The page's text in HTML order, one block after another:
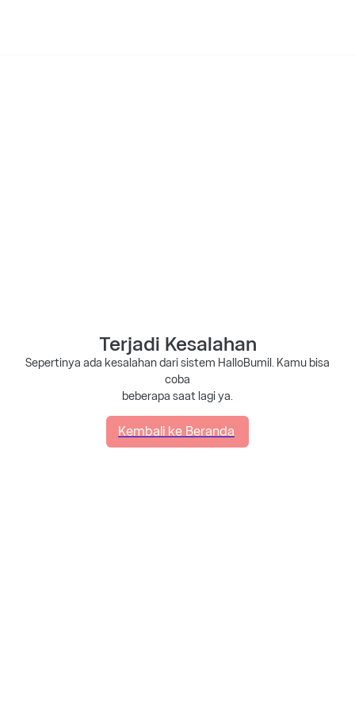
Terjadi Kesalahan
Sepertinya ada kesalahan dari sistem HalloBumil. Kamu bisa
coba
beberapa saat lagi ya.
Kembali ke Beranda